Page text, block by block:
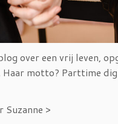
over een vrij leven,
Haar motto? Parttime
Suzanne >